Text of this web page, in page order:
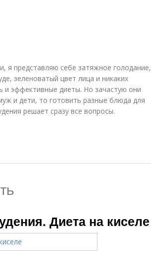
я представляю себе затяжное голодание,
зеленоватый цвет лица и никаких
и эффективные диеты. Но зачастую они
и дети, то готовить разные блюда для
решает сразу все вопросы.
Диета на киселе